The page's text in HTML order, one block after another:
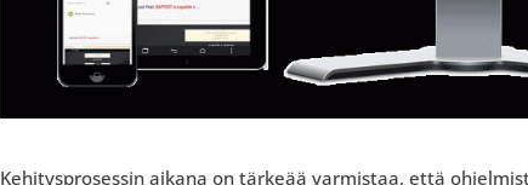
Kehitysprosessin aikana on tärkeää varmistaa, että